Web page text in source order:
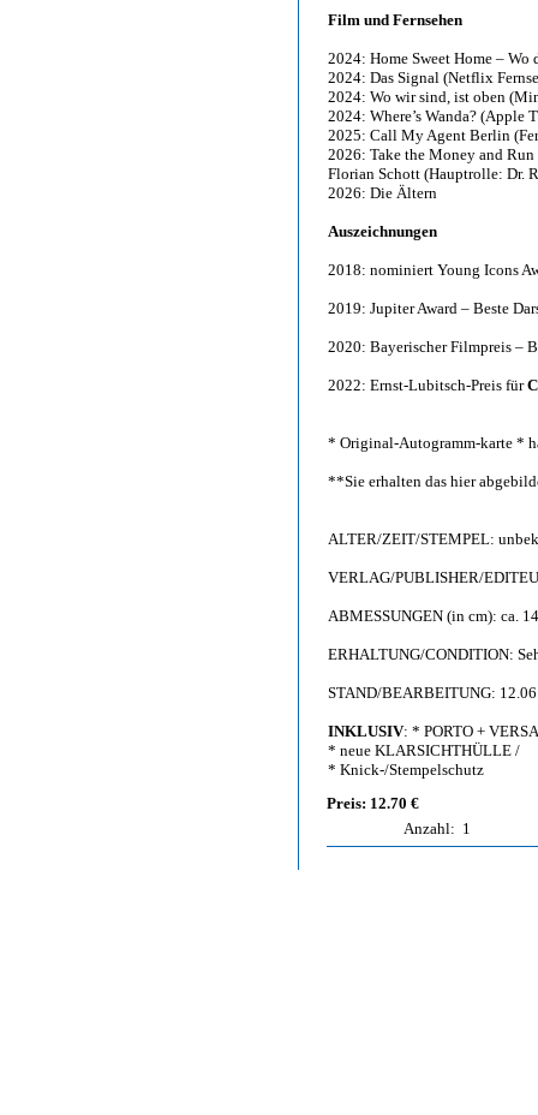
Film und Fernsehen
2024: Home Sweet Home – Wo
2024: Das Signal (Netflix
2024: Wo wir sind, ist oben
2024: Where’s Wanda? (Apple
2025: Call My Agent Berlin
2026: Take the Money and
Florian Schott (Hauptrolle: Dr.
2026: Die Ältern
Auszeichnungen
2018: nominiert Young Icons
2019: Jupiter Award – Beste
2020: Bayerischer Filmpreis –
2022: Ernst-Lubitsch-Preis für
* Original-Autogramm-karte *
**Sie erhalten das hier
ALTER/ZEIT/STEMPEL:
VERLAG/PUBLISHER/
ABMESSUNGEN (in cm): ca.
ERHALTUNG/CONDITION:
STAND/BEARBEITUNG:
INKLUSIV: * PORTO +
* neue KLARSICHTHÜLLE /
* Knick-/Stempelschutz
Preis: 12.70 €
Anzahl: 1